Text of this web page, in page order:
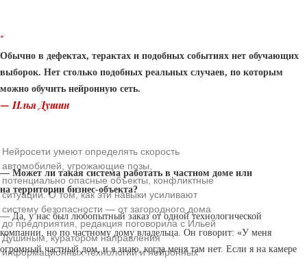
Нейросети умеют определять скорость
автомобилей, угрожающие позы,
потенциально опасные объекты, конфликтные
ситуации. О том, как эти навыки усиливают
систему безопасности — от загородного дома
до предприятия, редакция поговорила с Ильей
Душиным, куратором направления
информационных технологий и нейронных
“
Обычно в дефектах, терактах и подобных событиях нет обучающих
выборок. Нет столько подобных реальных случаев, по которым
можно обучить нейронную сеть.
— Илья Душин
— Может ли такая система работать в частном доме или
на территории бизнес-объекта?
— Да, у нас был любопытный заказ от одной технологической
компании, но по частному дому владельца. Он говорит: «У меня
огромный частный дом, и я знаю, когда меня там нет. Если я на камере